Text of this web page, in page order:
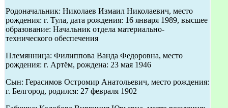
Родоначальник: Николаев Измаил Николаевич, место
рождения: г. Тула, дата рождения: 16 января 1989, высшее
образование: Начальник отдела материально-
технического обеспечения
Племянница: Филиппова Ванда Федоровна, место
рождения: г. Артём, рождена: 23 мая 1946
Сын: Герасимов Остромир Анатольевич, место рождения:
г. Белгород, родился: 27 февраля 1902